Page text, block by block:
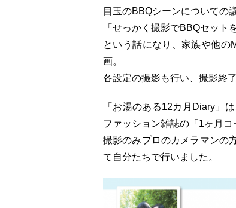
目玉のBBQシーンについての
「せっかく撮影でBBQセット
という話になり、家族や他の
画。
各設定の撮影も行い、撮影終
「お湯のある12カ月Diary」
ファッション雑誌の「1ヶ月コ
撮影のみプロのカメラマンの
て自分たちで行いました。